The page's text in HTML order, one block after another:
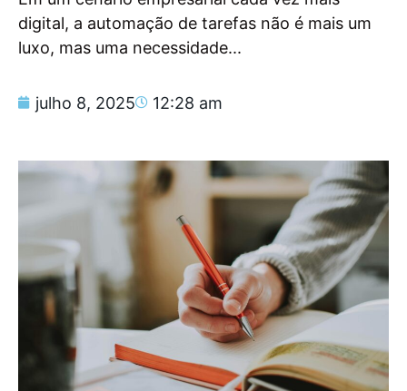
digital, a automação de tarefas não é mais um
luxo, mas uma necessidade...
julho 8, 2025 12:28 am